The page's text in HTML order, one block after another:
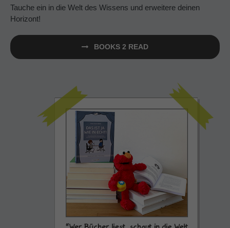
Tauche ein in die Welt des Wissens und erweitere deinen
Horizont!
BOOKS 2 READ